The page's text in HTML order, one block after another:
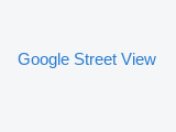
Google Street View